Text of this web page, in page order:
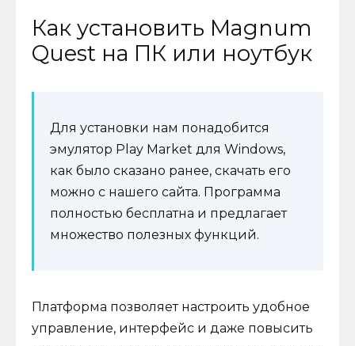
Как установить Magnum
Quest на ПК или ноутбук
Для установки нам понадобится
эмулятор Play Market для Windows,
как было сказано ранее, скачать его
можно с нашего сайта. Программа
полностью бесплатна и предлагает
множество полезных функций.
Платформа позволяет настроить удобное
управление, интерфейс и даже повысить